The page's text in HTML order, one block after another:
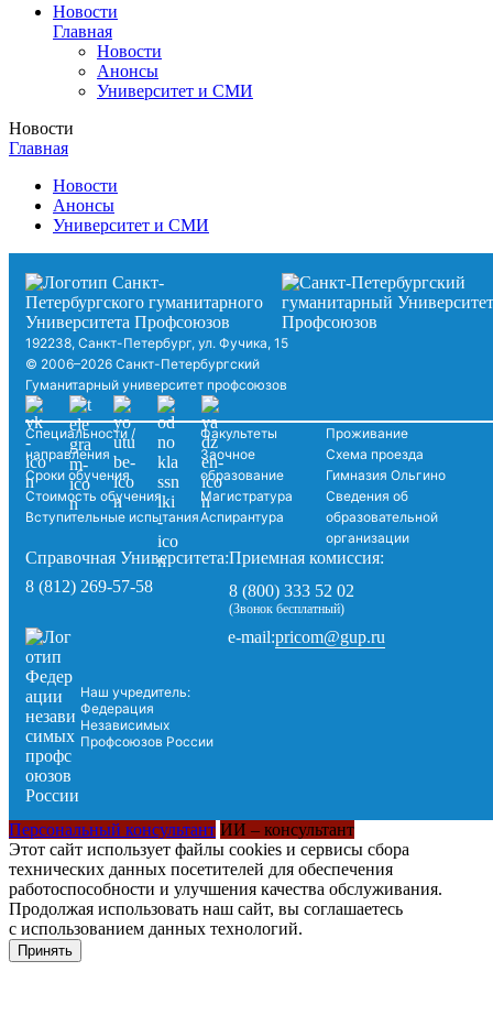
Новости
Главная
Новости
Анонсы
Университет и СМИ
Новости
Главная
Новости
Анонсы
Университет и СМИ
192238, Санкт-Петербург, ул. Фучика, 15
© 2006–2026 Санкт-Петербургский
Гуманитарный университет профсоюзов
Специальности /
направления
Сроки обучения
Стоимость обучения
Вступительные испытания
Факультеты
Заочное
образование
Магистратура
Аспирантура
Проживание
Схема проезда
Гимназия Ольгино
Сведения об
образовательной
организации
Справочная Университета:
8 (812) 269-57-58
Приемная комиссия:
8 (800) 333 52 02
(Звонок бесплатный)
Наш учредитель:
Федерация
Независимых
Профсоюзов России
e-mail:pricom@gup.ru
Персональный консультант ИИ – консультант
Этот сайт использует файлы cookies и сервисы сбора
технических данных посетителей для обеспечения
работоспособности и улучшения качества обслуживания.
Продолжая использовать наш сайт, вы соглашаетесь
с использованием данных технологий.
Принять